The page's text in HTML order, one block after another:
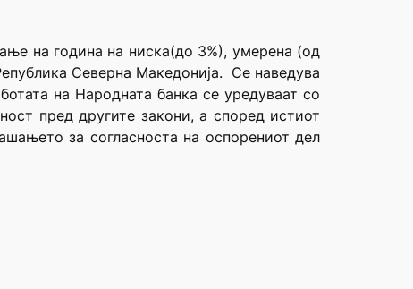
на година на ниска(до 3%), умерена (од
Северна Македонија. Се наведува
на Народната банка се уредуваат со
пред другите закони, а според истиот
за согласноста на оспорениот дел